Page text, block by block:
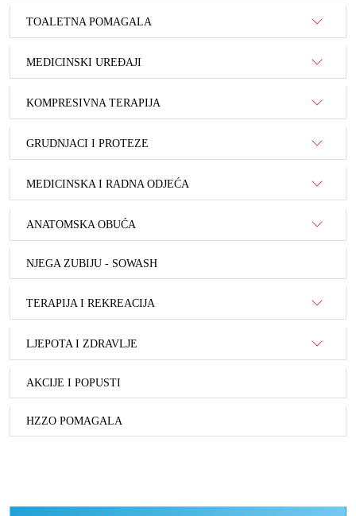
TOALETNA POMAGALA
MEDICINSKI UREĐAJI
KOMPRESIVNA TERAPIJA
GRUDNJACI I PROTEZE
MEDICINSKA I RADNA ODJEĆA
ANATOMSKA OBUĆA
NJEGA ZUBIJU - SOWASH
TERAPIJA I REKREACIJA
LJEPOTA I ZDRAVLJE
AKCIJE I POPUSTI
HZZO POMAGALA